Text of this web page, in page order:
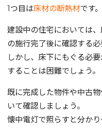
1つ目は床材の断熱材です。
建設中の住宅においては
の施行完了後に確認する必
しかし、床下にもぐる必
することは困難でしょう。
既に完成した物件や中古物
いて確認しましょう。
懐中電灯で照らすと分かり